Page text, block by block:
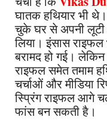
घातक हथियार भी
चुके घर से अपनी लूटी
लिया। इंसास
बरामद हो गई।
राइफल समेत तमाम
चर्चाओं और मीडिया
स्प्रिंग राइफल आगे
फांस बन सकती है।